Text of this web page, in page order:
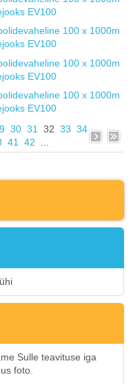
30 31 32 33 34
41 42
Sulle teavituse iga
foto.